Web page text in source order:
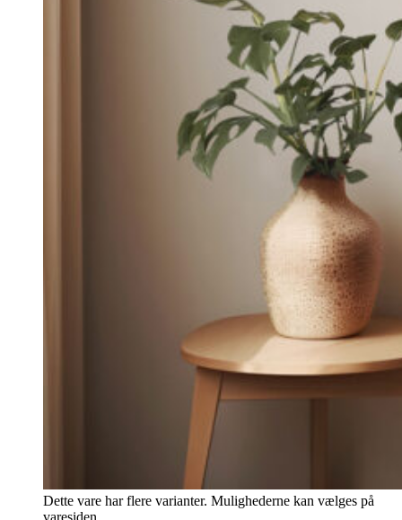
Dette vare har flere varianter. Mulighederne kan vælges på